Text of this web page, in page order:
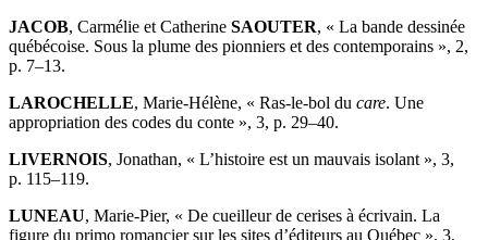
JACOB, Carmélie et Catherine SAOUTER, « La bande dessinée
québécoise. Sous la plume des pionniers et des contemporains », 2,
p. 7–13.
LAROCHELLE, Marie-Hélène, « Ras-le-bol du care. Une
appropriation des codes du conte », 3, p. 29–40.
LIVERNOIS, Jonathan, « L’histoire est un mauvais isolant », 3,
p. 115–119.
LUNEAU, Marie-Pier, « De cueilleur de cerises à écrivain. La
figure du primo romancier sur les sites d’éditeurs au Québec », 3,